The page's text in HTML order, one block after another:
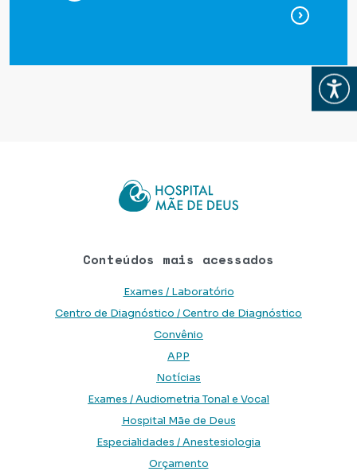
Abrir
para
Conteúdos mais acessados
Exames / Laboratório
Centro de Diagnóstico / Centro de Diagnóstico
Convênio
APP
Notícias
Exames / Audiometria Tonal e Vocal
Hospital Mãe de Deus
Especialidades / Anestesiologia
Orçamento